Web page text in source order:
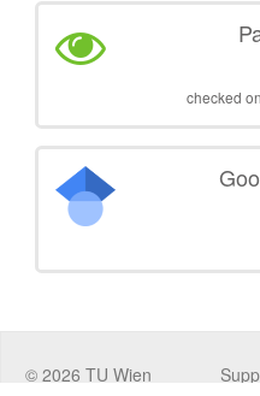
checked
© 2026 TU Wien